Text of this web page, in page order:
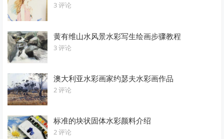
3 评论
黄有维山水风景水彩写生绘画步骤教程
3 评论
澳大利亚水彩画家约瑟夫水彩画作品
2 评论
标准的块状固体水彩颜料介绍
2 评论